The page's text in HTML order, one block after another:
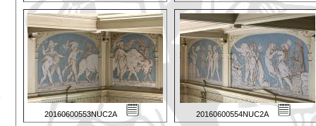
20160600553NUC2A 20160600554NUC2A